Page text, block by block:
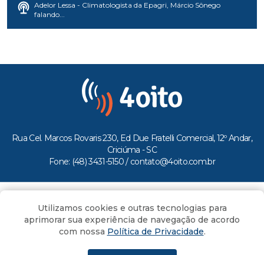
Adelor Lessa - Climatologista da Epagri, Márcio Sônego
falando...
Rua Cel. Marcos Rovaris 230, Ed Due Fratelli Comercial, 12º Andar,
Criciúma - SC
Fone: (48) 3431-5150 / contato@4oito.com.br
Todos os direitos reservados ao Portal 4oito
Utilizamos cookies e outras tecnologias para
aprimorar sua experiência de navegação de acordo
com nossa Política de Privacidade.